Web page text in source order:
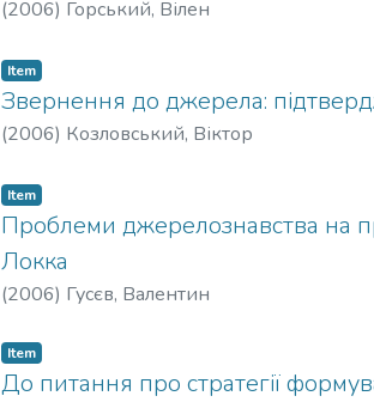
(2006) Горський, Вілен
Item
Звернення до джерела:
(2006) Козловський, Віктор
Item
Проблеми джерелознавства на
Локка
(2006) Гусєв, Валентин
Item
До питання про стратегії